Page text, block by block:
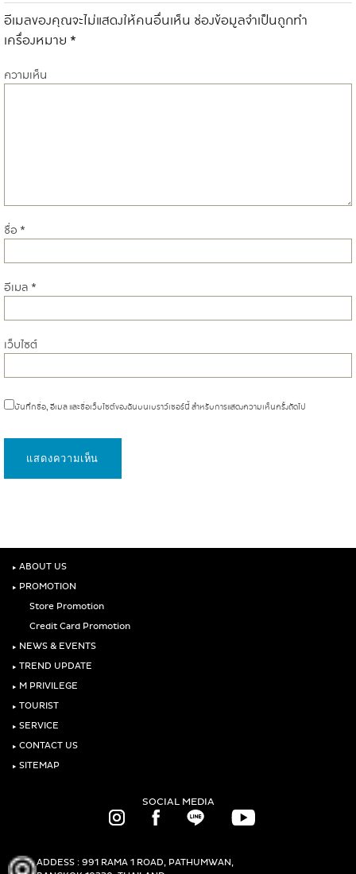
อีเมลของคุณจะไม่แสดงให้คนอื่นเห็น ช่องข้อมูลจำเป็นถูกทำ
เครื่องหมาย *
ความเห็น
ชื่อ *
อีเมล *
เว็บไซต์
บันทึกชื่อ, อีเมล และชื่อเว็บไซต์ของฉันบนเบราว์เซอร์นี้ สำหรับการแสดงความเห็นครั้งถัดไป
‣ ABOUT US
‣ PROMOTION
Store Promotion
Credit Card Promotion
‣ NEWS & EVENTS
‣ TREND UPDATE
‣ M PRIVILEGE
‣ TOURIST
‣ SERVICE
‣ CONTACT US
‣ SITEMAP
SOCIAL MEDIA
ADDESS : 991 RAMA 1 ROAD, PATHUMWAN,